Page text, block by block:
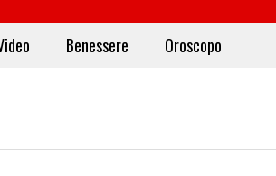
Benessere Oroscopo